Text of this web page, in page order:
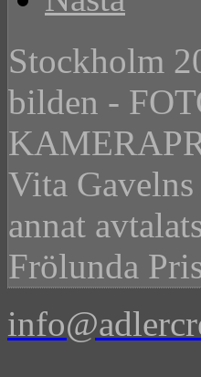
Stockholm
bilden -
Vita
annat
Frölunda